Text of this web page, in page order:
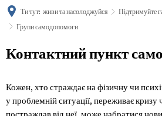
Ти тут: живи та насолоджуйся
Підтримуйте
Групи самодопомоги
Групи
Контактний пункт
Кожен, хто страждає на фізичну чи
у проблемній ситуації, переживає
постраждав від неї, може набратися